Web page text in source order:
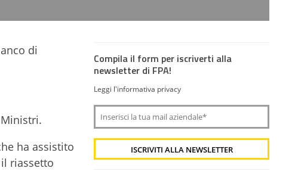
di
ha assistito
riassetto
Compila il form per iscriverti alla
newsletter di FPA!
Leggi l'informativa privacy